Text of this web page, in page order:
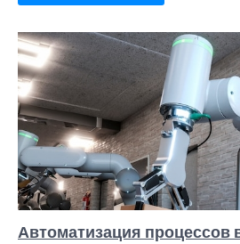
Автоматизация процессов